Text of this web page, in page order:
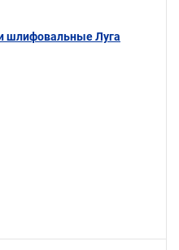
шлифовальные Луга